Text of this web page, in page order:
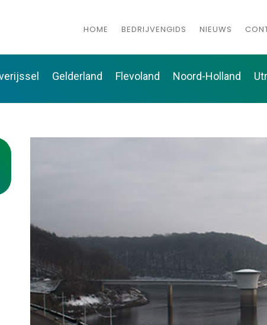
HOME BEDRIJVENGIDS NIEUWS
Gelderland Flevoland Noord-Holland